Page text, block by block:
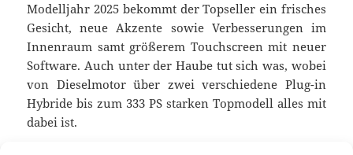
Modelljahr 2025 bekommt der Topseller ein frisches
Gesicht, neue Akzente sowie Verbesserungen im
Innenraum samt größerem Touchscreen mit neuer
Software. Auch unter der Haube tut sich was, wobei
von Dieselmotor über zwei verschiedene Plug-in
Hybride bis zum 333 PS starken Topmodell alles mit
dabei ist.